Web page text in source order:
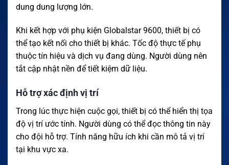
dung dung lượng lớn.
Khi kết hợp với phụ kiện Globalstar 9600, thiết bị có
thể tạo kết nối cho thiết bị khác. Tốc độ thực tế phụ
thuộc tín hiệu và dịch vụ đang dùng. Người dùng nên
tắt cập nhật nền để tiết kiệm dữ liệu.
Hỗ trợ xác định vị trí
Trong lúc thực hiện cuộc gọi, thiết bị có thể hiển thị tọa
độ vị trí ước tính. Người dùng có thể đọc thông tin này
cho đội hỗ trợ. Tính năng hữu ích khi cần mô tả vị trí
tại khu vực xa.